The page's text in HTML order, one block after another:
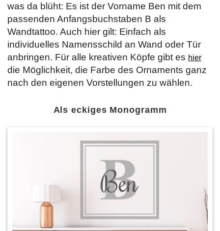
was da blüht: Es ist der Vorname Ben mit dem
passenden Anfangsbuchstaben B als
Wandtattoo. Auch hier gilt: Einfach als
individuelles Namensschild an Wand oder Tür
anbringen. Für alle kreativen Köpfe gibt es hier
die Möglichkeit, die Farbe des Ornaments ganz
nach den eigenen Vorstellungen zu wählen.
Als eckiges Monogramm